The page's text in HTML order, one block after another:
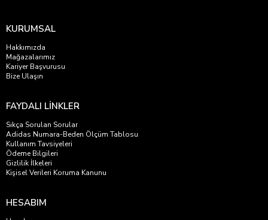
KURUMSAL
Hakkımızda
Mağazalarımız
Kariyer Başvurusu
Bize Ulaşın
FAYDALI LİNKLER
Sıkça Sorulan Sorular
Adidas Numara-Beden Ölçüm Tablosu
Kullanım Tavsiyeleri
Ödeme Bilgileri
Gizlilik İlkeleri
Kişisel Verileri Koruma Kanunu
HESABIM